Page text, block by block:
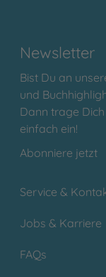
Newsletter
Bist Du an
und
Dann trage
einfach ein!
Abonniere jetzt
Service &
Jobs & Karriere
FAQs